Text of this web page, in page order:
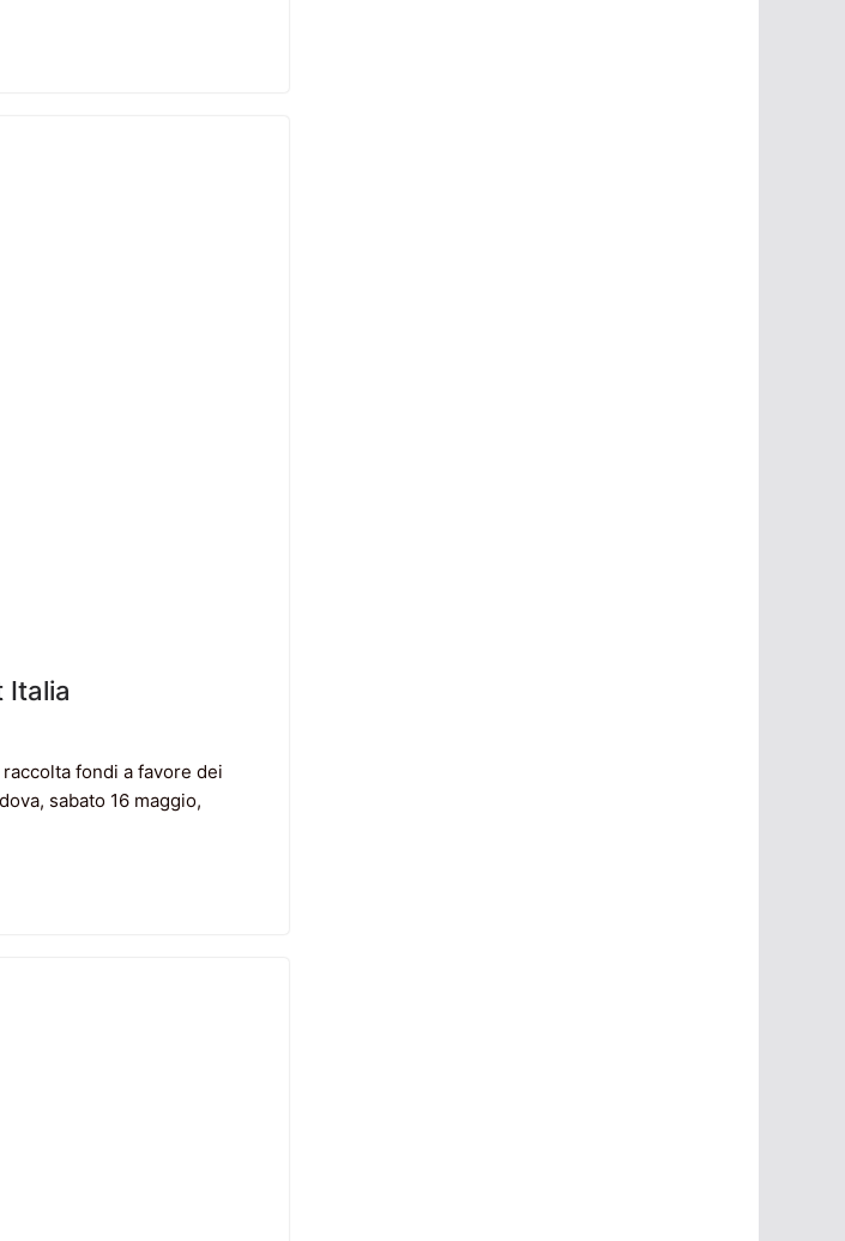
Italia
fondi a favore dei
sabato 16 maggio,